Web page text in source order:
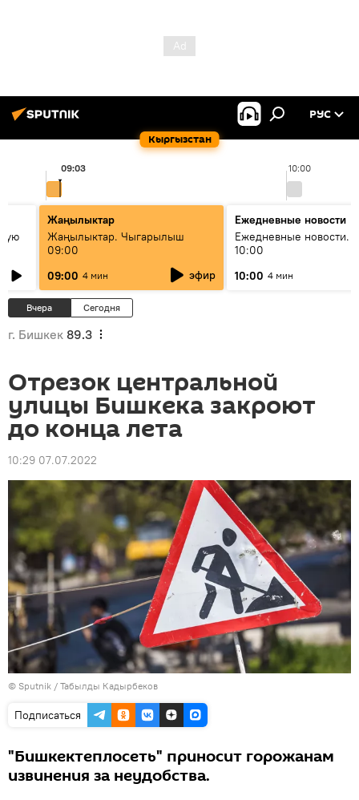
Кыргызстан
РУС
10:00
09:03
Жаңылыктар
Жаңылыктар. Чыгарылыш
09:00
09:00 4 мин эфир
Ежедневные новости
Ежедневные новости.
10:00
10:00 4 мин
Вчера Сегодня
г. Бишкек 89.3
Отрезок центральной
улицы Бишкека закроют
до конца лета
10:29 07.07.2022
© Sputnik / Табылды Кадырбеков
Подписаться
"Бишкектеплосеть" приносит горожанам
извинения за неудобства.